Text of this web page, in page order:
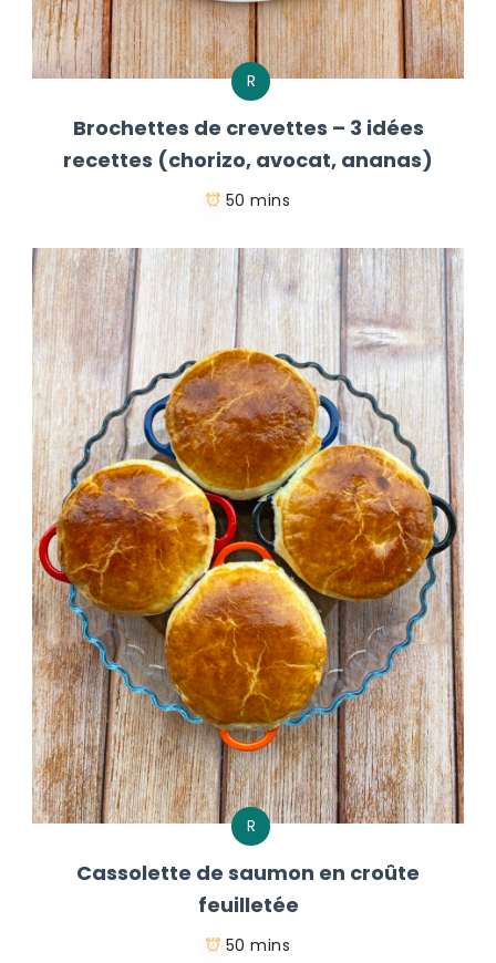
R
Brochettes de crevettes – 3 idées
recettes (chorizo, avocat, ananas)
50 mins
R
Cassolette de saumon en croûte
feuilletée
50 mins